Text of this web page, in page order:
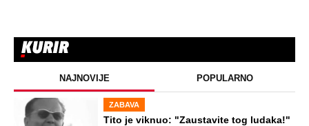
NAJNOVIJE POPULARNO
ZABAVA
Tito je viknuo: "Zaustavite tog ludaka!"